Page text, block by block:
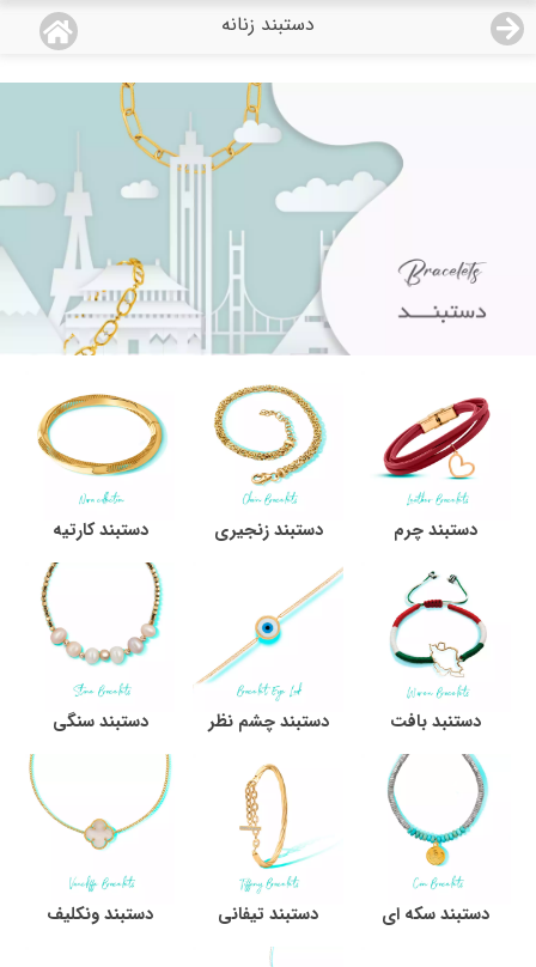
دستبند زنانه
منو
دسته بندی محصولات
مجله روبی
اعطای نمایندگی
تماس با ما
دستبند چرم دستبند زنجیری دستبند کارتیه
دستنبد بافت دستبند چشم نظر دستبند سنگی
دستبند سکه ای دستبند تیفانی دستبند ونکلیف